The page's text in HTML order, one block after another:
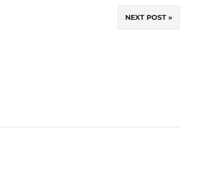
NEXT POST